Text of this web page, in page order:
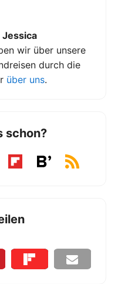
wir über unsere
durch die
über uns.
schon?